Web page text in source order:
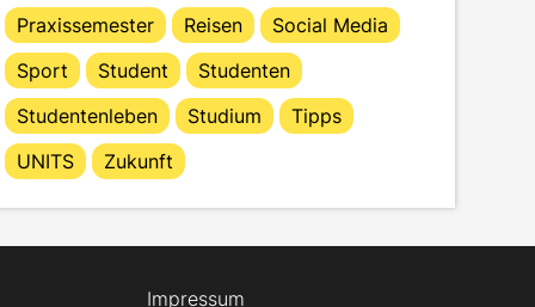
Praxissemester
Reisen
Social Media
Sport
Student
Studenten
Studentenleben
Studium
Tipps
UNITS
Zukunft
Impressum